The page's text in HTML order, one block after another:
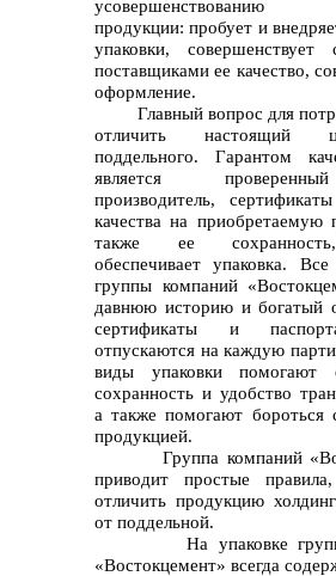
Контакты
+7 (423) 234 50 50
info@vostokcement.ru
усовершенствованию
продукции: пробует и
упаковки, совершенствует
поставщиками ее качество,
оформление.
Главный вопрос для
отличить настоящий
поддельного. Гарантом
является
производитель,
качества на приобретаемую
также ее
обеспечивает упаковка.
группы компаний
давнюю историю и богатый
сертификаты и
отпускаются на каждую
виды упаковки помогают
сохранность и удобство
а также помогают бороться
продукцией.
Группа компаний
приводит простые
отличить продукцию
от поддельной.
На упаковке группы
«Востокцемент» всегда